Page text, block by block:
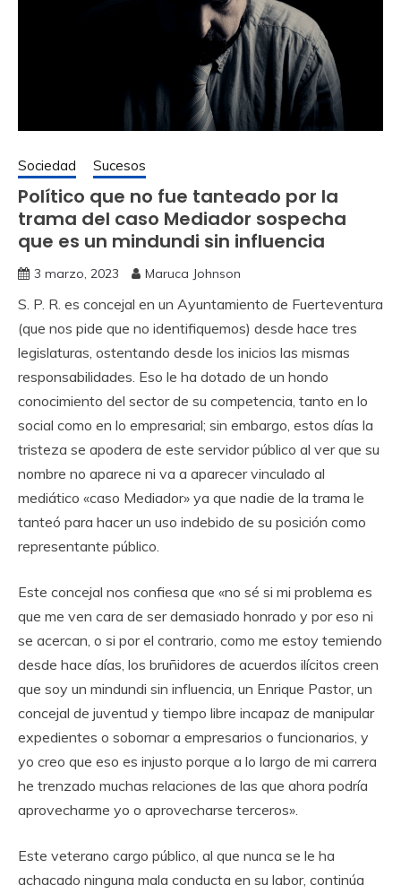
Sociedad Sucesos
Político que no fue tanteado por la
trama del caso Mediador sospecha
que es un mindundi sin influencia
3 marzo, 2023 Maruca Johnson
S. P. R. es concejal en un Ayuntamiento de Fuerteventura
(que nos pide que no identifiquemos) desde hace tres
legislaturas, ostentando desde los inicios las mismas
responsabilidades. Eso le ha dotado de un hondo
conocimiento del sector de su competencia, tanto en lo
social como en lo empresarial; sin embargo, estos días la
tristeza se apodera de este servidor público al ver que su
nombre no aparece ni va a aparecer vinculado al
mediático «caso Mediador» ya que nadie de la trama le
tanteó para hacer un uso indebido de su posición como
representante público.
Este concejal nos confiesa que «no sé si mi problema es
que me ven cara de ser demasiado honrado y por eso ni
se acercan, o si por el contrario, como me estoy temiendo
desde hace días, los bruñidores de acuerdos ilícitos creen
que soy un mindundi sin influencia, un Enrique Pastor, un
concejal de juventud y tiempo libre incapaz de manipular
expedientes o sobornar a empresarios o funcionarios, y
yo creo que eso es injusto porque a lo largo de mi carrera
he trenzado muchas relaciones de las que ahora podría
aprovecharme yo o aprovecharse terceros».
Este veterano cargo público, al que nunca se le ha
achacado ninguna mala conducta en su labor, continúa